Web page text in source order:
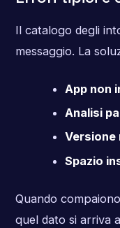
Il catalogo degli
messaggio. La
App non
Analisi
Versione
Spazio
Quando
quel dato si arriva